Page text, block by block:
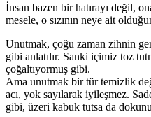
İnsan bazen bir hatırayı değil,
mesele, o sızının neye ait
Unutmak, çoğu zaman zihnin
gibi anlatılır. Sanki içimiz toz
çoğaltıyormuş gibi.
Ama unutmak bir tür temizlik
acı, yok sayılarak iyileşmez.
gibi, üzeri kabuk tutsa da